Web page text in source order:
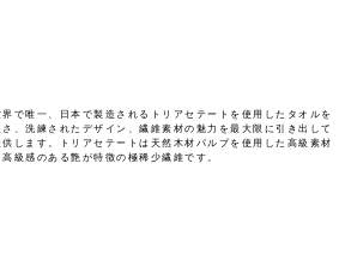
で唯一、日本で製造されるトリアセテートを使用したタオルを
、洗練されたデザイン、繊維素材の魅力を最大限に引き出して
します。トリアセテートは天然木材パルプを使用した高級素材
級感のある艶が特徴の極稀少繊維です。